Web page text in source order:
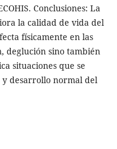
Conclusiones: La
la calidad de vida del
físicamente en las
deglución sino también
situaciones que se
desarrollo normal del